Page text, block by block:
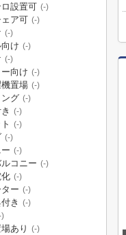
設置可 (-)
ア可 (-)
(-)
け (-)
(-)
向け (-)
置場 (-)
グ (-)
(-)
(-)
(-)
(-)
コニー (-)
(-)
ー (-)
き (-)
)
あり (-)